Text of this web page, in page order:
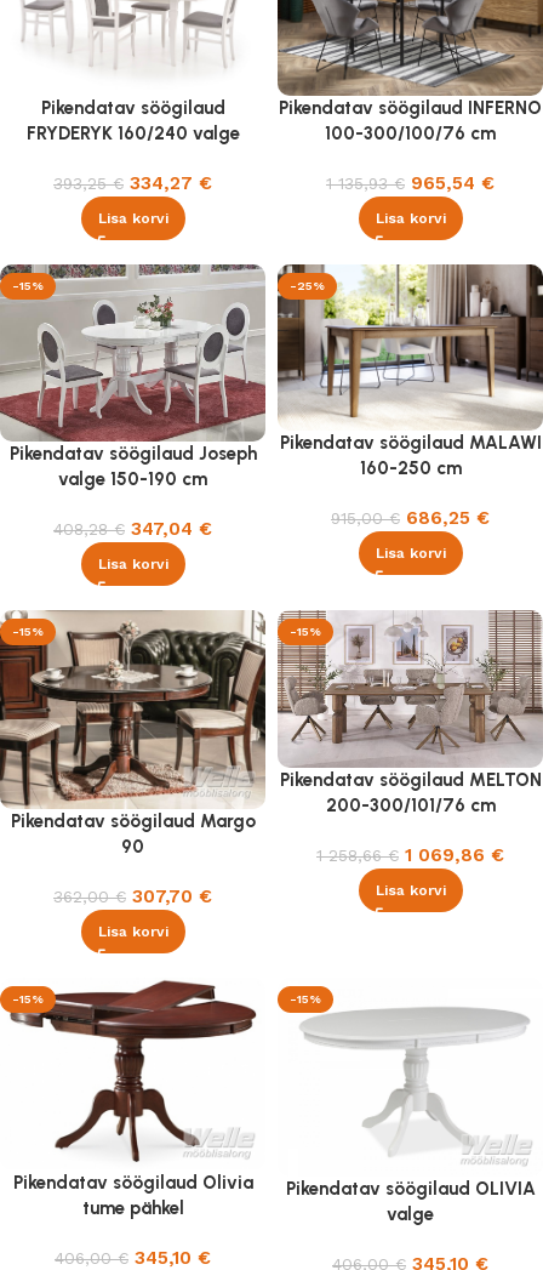
Pikendatav söögilaud
FRYDERYK 160/240 valge
393,25€ 334,27 €
Lisa korvi
Pikendatav söögilaud INFERNO
100-300/100/76 cm
1 135,93€ 965,54 €
Lisa korvi
-15%
Pikendatav söögilaud Joseph
valge 150-190 cm
408,28€ 347,04 €
Lisa korvi
-25%
Pikendatav söögilaud MALAWI
160-250 cm
915,00€ 686,25 €
Lisa korvi
-15%
Pikendatav söögilaud Margo
90
362,00€ 307,70 €
Lisa korvi
-15%
Pikendatav söögilaud MELTON
200-300/101/76 cm
1 258,66€ 1 069,86 €
Lisa korvi
-15%
Pikendatav söögilaud Olivia
tume pähkel
406,00€ 345,10 €
-15%
Pikendatav söögilaud OLIVIA
valge
406,00€ 345,10 €